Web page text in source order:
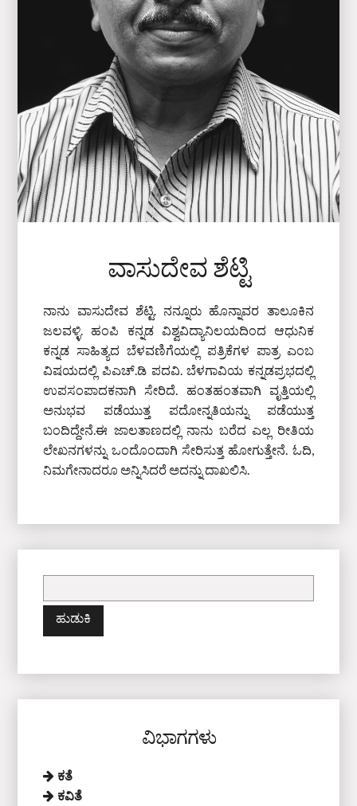
ವಾಸುದೇವ ಶೆಟ್ಟಿ
ನಾನು ವಾಸುದೇವ ಶೆಟ್ಟಿ. ನನ್ನೂರು ಹೊನ್ನಾವರ ತಾಲೂಕಿನ
ಜಲವಳ್ಳಿ. ಹಂಪಿ ಕನ್ನಡ ವಿಶ್ವವಿದ್ಯಾನಿಲಯದಿಂದ ಆಧುನಿಕ
ಕನ್ನಡ ಸಾಹಿತ್ಯದ ಬೆಳವಣಿಗೆಯಲ್ಲಿ ಪತ್ರಿಕೆಗಳ ಪಾತ್ರ ಎಂಬ
ವಿಷಯದಲ್ಲಿ ಪಿಎಚ್‌.ಡಿ ಪದವಿ. ಬೆಳಗಾವಿಯ ಕನ್ನಡಪ್ರಭದಲ್ಲಿ
ಉಪಸಂಪಾದಕನಾಗಿ ಸೇರಿದೆ. ಹಂತಹಂತವಾಗಿ ವೃತ್ತಿಯಲ್ಲಿ
ಅನುಭವ ಪಡೆಯುತ್ತ ಪದೋನ್ನತಿಯನ್ನು ಪಡೆಯುತ್ತ
ಬಂದಿದ್ದೇನೆ.ಈ ಜಾಲತಾಣದಲ್ಲಿ ನಾನು ಬರೆದ ಎಲ್ಲ ರೀತಿಯ
ಲೇಖನಗಳನ್ನು ಒಂದೊಂದಾಗಿ ಸೇರಿಸುತ್ತ ಹೋಗುತ್ತೇನೆ. ಓದಿ,
ನಿಮಗೇನಾದರೂ ಅನ್ನಿಸಿದರೆ ಅದನ್ನು ದಾಖಲಿಸಿ.
ಹುಡುಕಿ:
ವಿಭಾಗಗಳು
ಕತೆ
ಕವಿತೆ